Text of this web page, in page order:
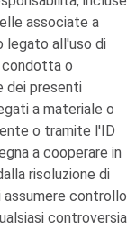
associate a
legato all'uso di
condotta o
dei presenti
a materiale o
o tramite l'ID
a cooperare in
risoluzione di
controllo
controversia